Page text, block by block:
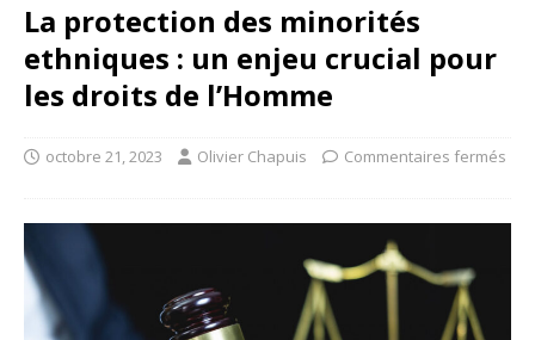
La protection des minorités
ethniques : un enjeu crucial pour
les droits de l’Homme
octobre 21, 2023 Olivier Chapuis Commentaires fermés